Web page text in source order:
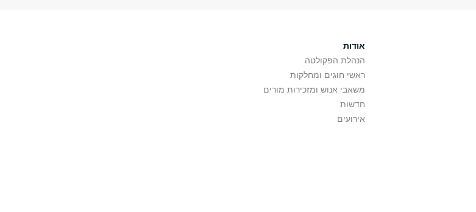
אודות
הנהלת הפקולטה
ראשי חוגים ומחלקות
משאבי אנוש ומזכירות מורים
חדשות
אירועים